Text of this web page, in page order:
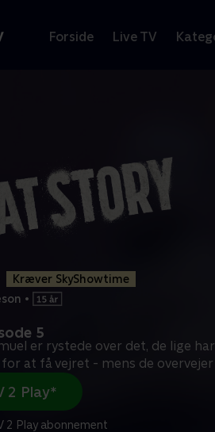
Forside Live TV
Kræver SkyShowtime
•
5
er rystede over det, de lige
at få vejret - mens de
2 Play*
2 Play abonnement